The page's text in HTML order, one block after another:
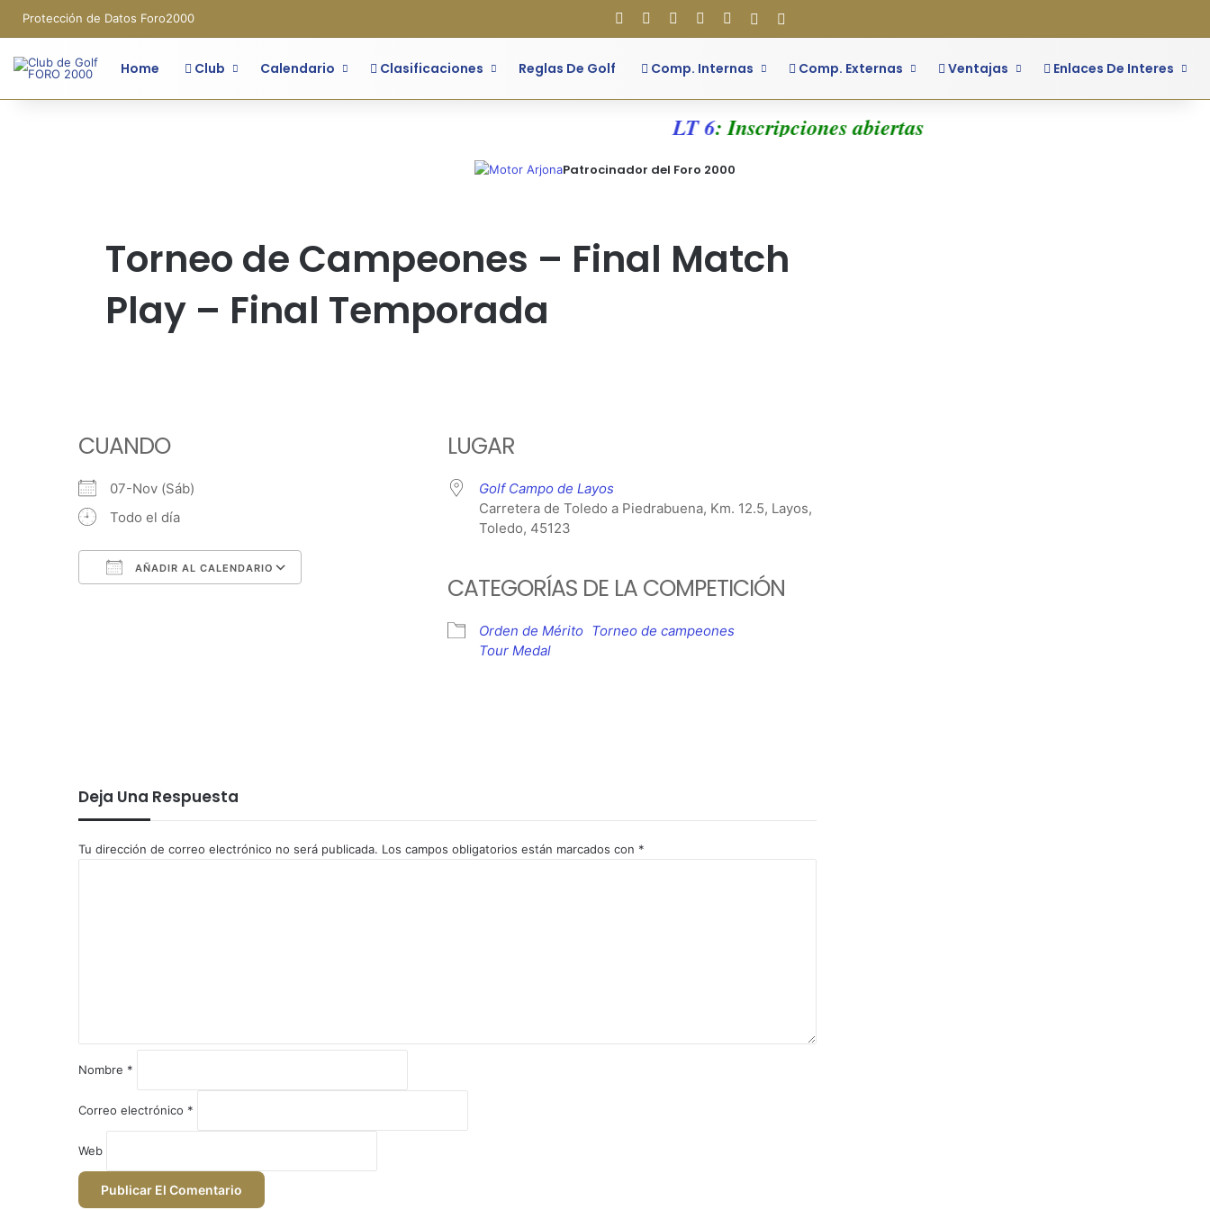
Protección de Datos Foro2000 Facebook Flickr YouTubeInstagram
Acceso
Home Club Calendario Clasificaciones Reglas De Golf Comp. Internas Comp. Externas Ventajas Enlaces De Interes
LT 6: Inscripciones abiertas
Patrocinador del Foro 2000
Torneo de Campeones – Final Match
Play – Final Temporada
CUANDO
07-Nov (Sáb)
Todo el día
AÑADIR AL CALENDARIO
LUGAR
Golf Campo de Layos
Carretera de Toledo a Piedrabuena, Km. 12.5, Layos,
Toledo, 45123
CATEGORÍAS DE LA COMPETICIÓN
Orden de Mérito Torneo de campeones
Tour Medal
Deja Una Respuesta
Tu dirección de correo electrónico no será publicada. Los campos obligatorios están marcados con *
o
*
Nombre *
Correo electrónico *
Web